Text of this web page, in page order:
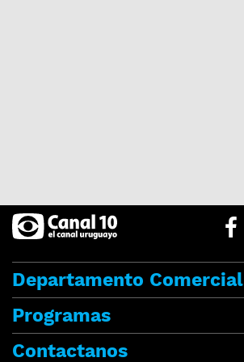
Departamento Comercial
Programas
Contactanos